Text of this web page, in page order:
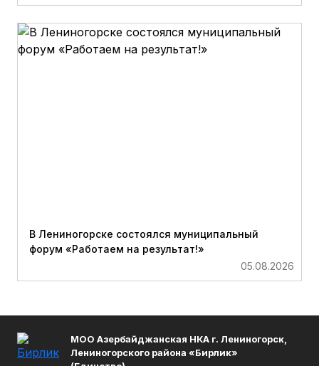
В Лениногорске состоялся муниципальный
форум «Работаем на результат!»
05.08.2026
МОО Азербайджанская НКА г. Лениногорск,
Лениногорского района «Бирлик»